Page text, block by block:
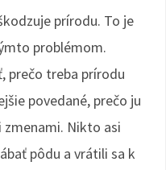
prírodu. To je
problémom.
prečo treba prírodu
povedané, prečo ju
Nikto asi
pôdu a vrátili sa k